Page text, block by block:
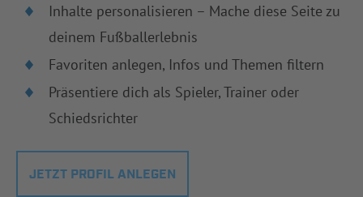
Inhalte personalisieren – Mache diese Seite zu
deinem Fußballerlebnis
Favoriten anlegen, Infos und Themen filtern
Präsentiere dich als Spieler, Trainer oder
Schiedsrichter
JETZT PROFIL ANLEGEN